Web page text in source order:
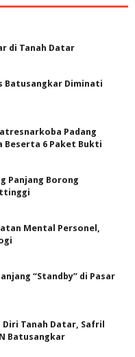
di Tanah Datar
Batusangkar Diminati
Padang
Beserta 6 Paket Bukti
Panjang Borong
Mental Personel,
“Standby” di Pasar
Tanah Datar, Safril
Batusangkar